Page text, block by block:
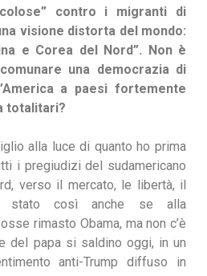
contro i migranti di
visione distorta del mondo:
e Corea del Nord”. Non è
una democrazia di
a paesi fortemente
totalitari?
alla luce di quanto ho prima
i pregiudizi del sudamericano
verso il mercato, le libertà, il
stato così anche se alla
rimasto Obama, ma non c’è
del papa si saldino oggi, in un
anti-Trump diffuso in